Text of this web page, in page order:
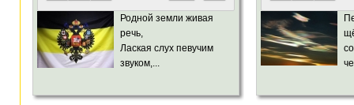
Родной земли живая
речь,
Лаская слух певучим
звуком,...